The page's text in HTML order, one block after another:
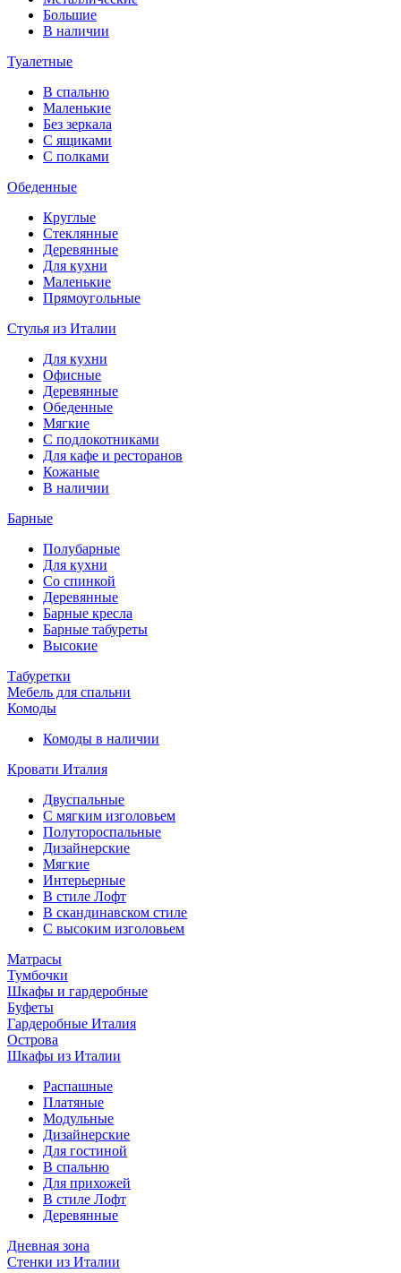
Большие
В наличии
Туалетные
В спальню
Маленькие
Без зеркала
С ящиками
С полками
Обеденные
Круглые
Стеклянные
Деревянные
Для кухни
Маленькие
Прямоугольные
Стулья из Италии
Для кухни
Офисные
Деревянные
Обеденные
Мягкие
С подлокотниками
Для кафе и ресторанов
Кожаные
В наличии
Барные
Полубарные
Для кухни
Со спинкой
Деревянные
Барные кресла
Барные табуреты
Высокие
Табуретки
Мебель для спальни
Комоды
Комоды в наличии
Кровати Италия
Двуспальные
С мягким изголовьем
Полутороспальные
Дизайнерские
Мягкие
Интерьерные
В стиле Лофт
В скандинавском стиле
С высоким изголовьем
Матрасы
Тумбочки
Шкафы и гардеробные
Буфеты
Гардеробные Италия
Острова
Шкафы из Италии
Распашные
Платяные
Модульные
Дизайнерские
Для гостиной
В спальню
Для прихожей
В стиле Лофт
Деревянные
Дневная зона
Стенки из Италии